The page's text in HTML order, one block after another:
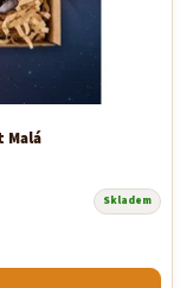
Malá
Skladem